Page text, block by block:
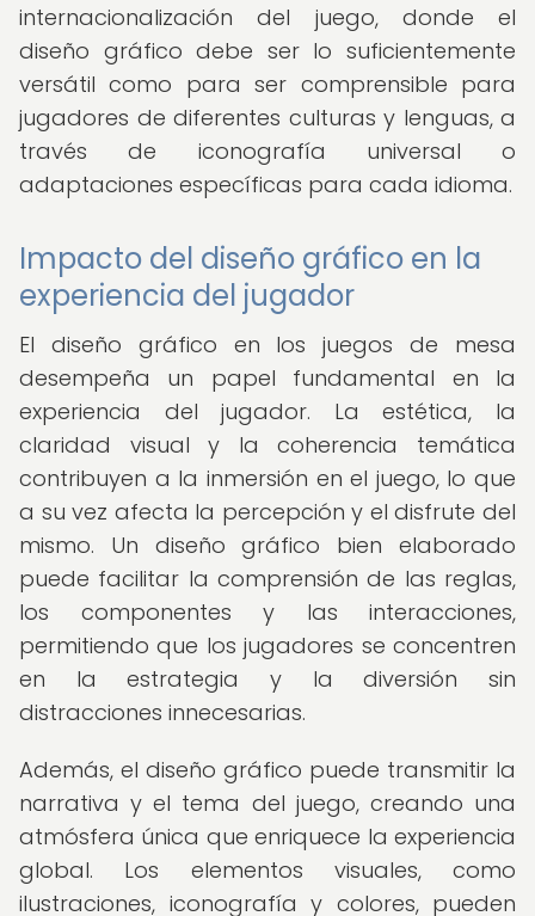
internacionalización del juego, donde el
diseño gráfico debe ser lo suficientemente
versátil como para ser comprensible para
jugadores de diferentes culturas y lenguas, a
través de iconografía universal o
adaptaciones específicas para cada idioma.
Impacto del diseño gráfico en la
experiencia del jugador
El diseño gráfico en los juegos de mesa
desempeña un papel fundamental en la
experiencia del jugador. La estética, la
claridad visual y la coherencia temática
contribuyen a la inmersión en el juego, lo que
a su vez afecta la percepción y el disfrute del
mismo. Un diseño gráfico bien elaborado
puede facilitar la comprensión de las reglas,
los componentes y las interacciones,
permitiendo que los jugadores se concentren
en la estrategia y la diversión sin
distracciones innecesarias.
Además, el diseño gráfico puede transmitir la
narrativa y el tema del juego, creando una
atmósfera única que enriquece la experiencia
global. Los elementos visuales, como
ilustraciones, iconografía y colores, pueden